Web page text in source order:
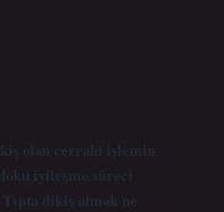
olan cerrahi işlemin
iyileşme süreci
Tıpta dikiş atmak ne